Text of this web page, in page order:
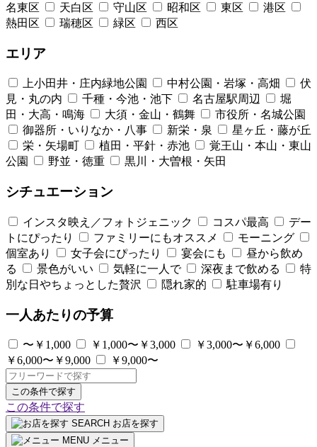
名東区
天白区 守山区 昭和区 東区
港区
熱田区
瑞穂区 緑区 西区
エリア
上小田井・庄内緑地公園 中村公園・岩塚・高畑
伏
見・丸の内
千種・今池・池下 名古屋駅周辺
堀
田・大高・鳴海
大須・金山・鶴舞
市役所・名城公園
御器所・いりなか・八事
新栄・泉
星ヶ丘・藤が丘
栄・矢場町
植田・平針・赤池
覚王山・本山・東山
公園
野並・徳重 黒川・大曽根・矢田
シチュエーション
インスタ映え／フォトジェニック コスパ最高
デー
トにぴったり
ファミリーにもオススメ
モーニング
個室あり
女子会にぴったり 宴会にも
昼から飲め
る
景色がいい 気軽に一人で 深夜まで飲める
特
別な日やちょっとした贅沢
隠れ家的 駐車場有り
一人あたりの予算
〜￥1,000 ￥1,000〜￥3,000
￥3,000〜￥6,000
￥6,000〜￥9,000
￥9,000〜
この条件で探す
この条件で探す
SEARCH お店を探す
MENU メニュー